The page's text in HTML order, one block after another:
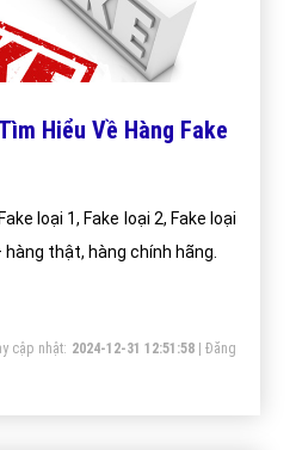
Hiểu Về Hàng Fake
loại 1, Fake loại 2, Fake loại
hàng thật, hàng chính hãng.
cập nhật: 2024-12-31 12:51:58|Đăng